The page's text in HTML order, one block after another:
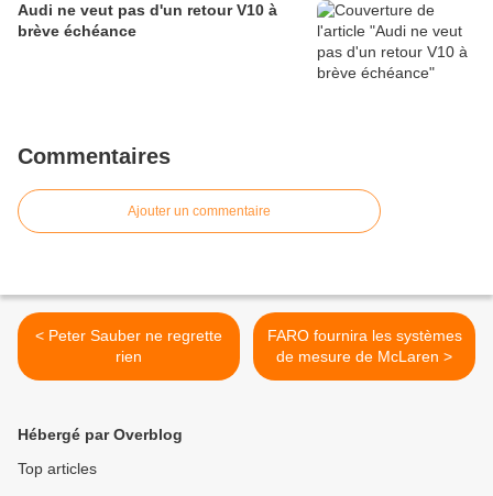
Audi ne veut pas d'un retour V10 à
brève échéance
Commentaires
Ajouter un commentaire
< Peter Sauber ne regrette
rien
FARO fournira les systèmes
de mesure de McLaren >
Hébergé par Overblog
Top articles